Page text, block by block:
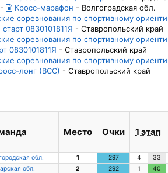
- Кросс-марафон - Волгоградская обл.
соревнования по спортивному
0830101811Я - Ставропольский край
соревнования по спортивному
0830101811Я - Ставропольский край
соревнования по спортивному
лонг (ВСС) - Ставропольский край
Место Очки 1 этап
обл. 1 297 4 33
обл. 2 292 1 40